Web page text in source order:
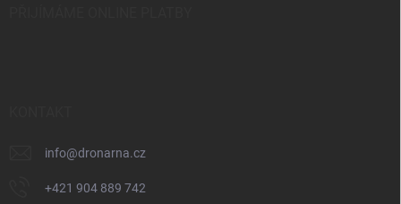
info@dronarna.cz
+421 904 889 742